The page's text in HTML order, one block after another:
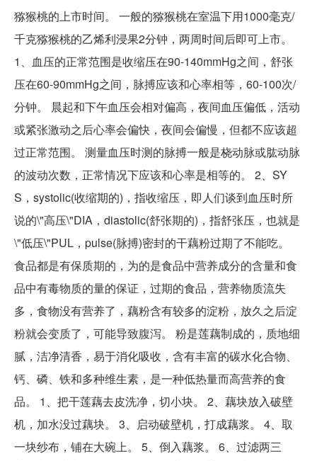
猕猴桃的上市时间。 一般的猕猴桃在室温下用1000毫克/
千克猕猴桃的乙烯利浸果2分钟，两周时间后即可上市。
1、血压的正常范围是收缩压在90-140mmHg之间，舒张
压在60-90mmHg之间，脉搏应该和心率相等，60-100次/
分钟。 晨起和下午血压会相对偏高，夜间血压偏低，活动
或紧张激动之后心率会偏快，夜间会偏慢，但都不应该超
过正常范围。 测量血压时测的脉搏一般是桡动脉或肱动脉
的波动次数，正常情况下应该和心率是相等的。 2、SY
S，systolic(收缩期的)，指收缩压，即人们谈到血压时所
说的\"高压\"DIA，diastolic(舒张期的)，指舒张压，也就是
\"低压\"PUL，pulse(脉搏)密封的干藕粉过期了不能吃。
食品都是有保质期的，为的是食品中营养成分的含量和食
品中有毒物质的量的保证，过期的食品，营养物质流失
多，食物没有营养了，藕粉含有较多的淀粉，放久之后淀
粉就会变质了，可能导致腹泻。 粉是莲藕制成的，质地细
腻，洁净清香，易于消化吸收，含有丰富的碳水化合物、
钙、磷、铁和多种维生素，是一种低热量而高营养的食
品。 1、把干莲藕去皮洗净，切小块。 2、藕块放入破壁
机，加水没过藕块。 3、启动破壁机，打成藕浆。 4、取
一块纱布，铺在大碗上。 5、倒入藕浆。 6、过滤两三